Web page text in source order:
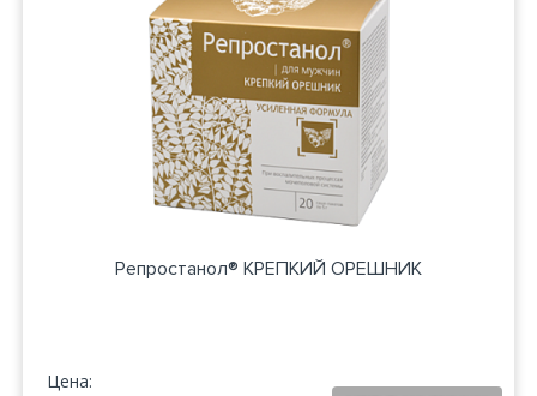
Репростанол® КРЕПКИЙ ОРЕШНИК
Цена: